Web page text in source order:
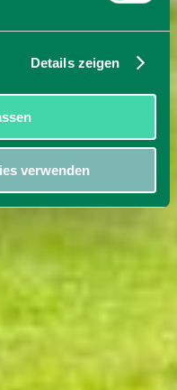
Details zeigen
verwenden